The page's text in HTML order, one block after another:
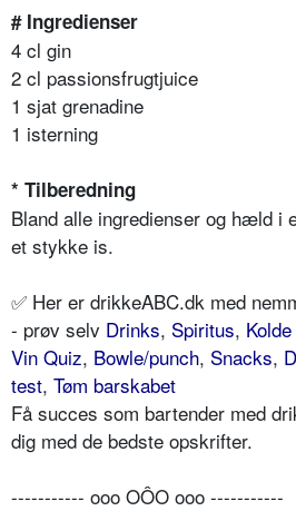
# Ingredienser
4 cl gin
2 cl passionsfrugtjuice
1 sjat grenadine
1 isterning
* Tilberedning
Bland alle ingredienser og hæld
et stykke is.
✅ Her er drikkeABC.dk med
- prøv selv Drinks, Spiritus,
Vin Quiz, Bowle/punch, Snacks,
test, Tøm barskabet
Få succes som bartender med
dig med de bedste opskrifter.
----------- ooo OÔO ooo -----------